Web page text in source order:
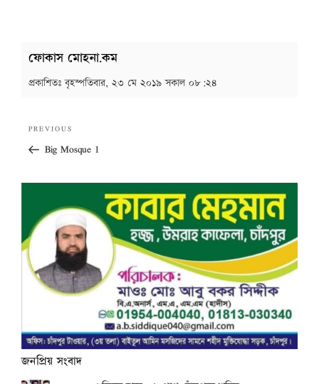
ফোকাস মোহনা.কম
প্রকাশিতঃবৃহস্পতিবার, ২৩ মে ২০১৯ সকাল ০৮:২৪
navigation
Previous
Post
PREVIOUS
Big Mosque 1
জনপ্রিয় সংবাদ